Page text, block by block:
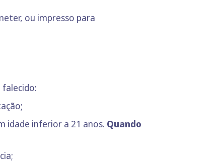
ou impresso para
idade inferior a 21 anos. Quando